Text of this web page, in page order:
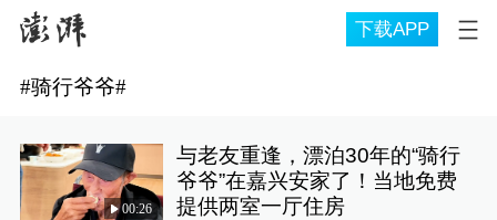
下载APP
#骑行爷爷#
00:26
与老友重逢，漂泊30年的“骑行
爷爷”在嘉兴安家了！当地免费
提供两室一厅住房